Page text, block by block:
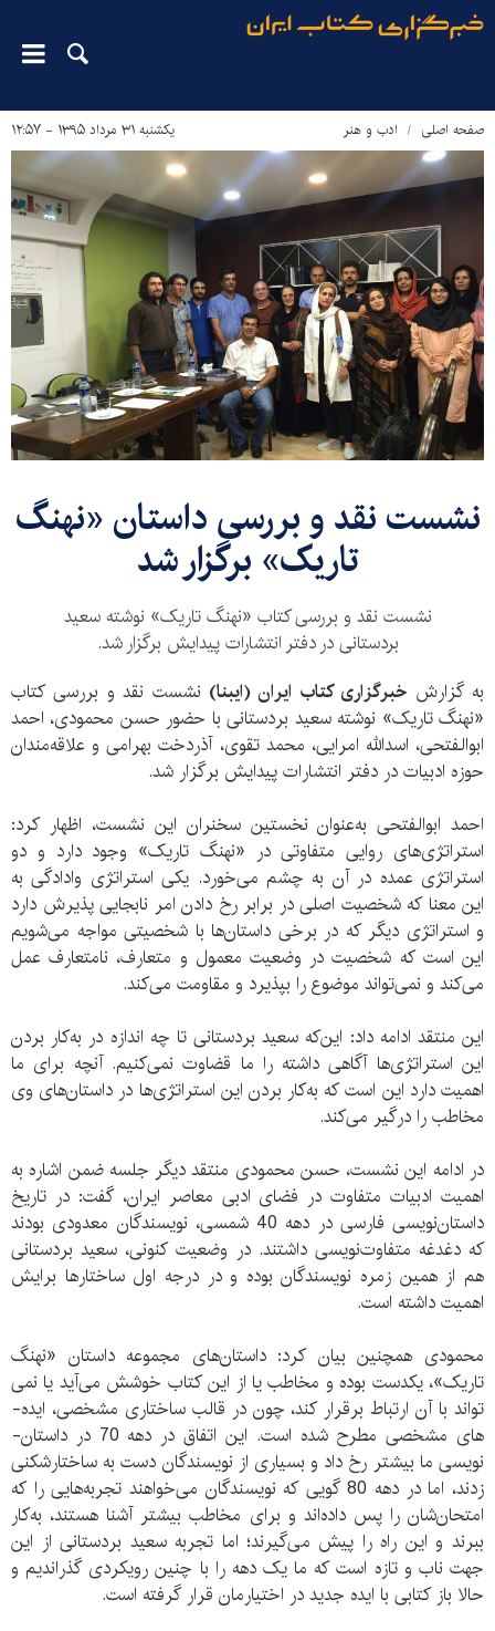
صفحه اصلی ادب و هنر یکشنبه ۳۱ مرداد ۱۳۹۵ - ۱۲:۵۷
​نشست نقد و بررسی داستان «نهنگ
تاریک» برگزار شد
نشست نقد و بررسی کتاب «نهنگ تاریک» نوشته سعید
بردستانی در دفتر انتشارات پیدایش برگزار شد.
به گزارش خبرگزاری کتاب ایران (ایبنا) نشست نقد و بررسی کتاب
«نهنگ تاریک» نوشته سعید بردستانی با حضور حسن محمودی، احمد
ابوالفتحی، اسدالله امرایی، محمد تقوی، آذردخت بهرامی و علاقه‌مندان
حوزه ادبیات در دفتر انتشارات پیدایش برگزار شد.
احمد ابوالفتحی به‌عنوان نخستین سخنران این نشست، اظهار کرد:
استراتژی‌­های روایی متفاوتی در «نهنگ تاریک» وجود دارد و دو
استراتژی عمده در آن به چشم می‌خورد. یکی استراتژی وادادگی به
این معنا که شخصیت اصلی در برابر رخ دادن امر نابجایی پذیرش دارد
و استراتژی دیگر که در برخی داستان‌ها با شخصیتی مواجه می‌شویم
این است که شخصیت در وضعیت معمول و متعارف، نامتعارف عمل
می‌­کند و نمی­‌تواند موضوع را بپذیرد و مقاومت می­‌کند.
این منتقد ادامه داد: این‌که سعید بردستانی تا چه اندازه در به‌کار بردن
این استراتژی‌­ها آگاهی داشته را ما قضاوت نمی­‌کنیم. آنچه برای ما
اهمیت دارد این است که به‌کار بردن این استراتژی‌ها در داستان‌­های وی
مخاطب را درگیر می‌­کند.
در ادامه این نشست، حسن محمودی منتقد دیگر جلسه ضمن اشاره به
اهمیت ادبیات متفاوت در فضای ادبی معاصر ایران، گفت: در تاریخ
داستان­‌نویسی فارسی در دهه 40 شمسی، نویسندگان معدودی بودند
که دغدغه متفاوت‌نویسی داشتند. در وضعیت کنونی، سعید بردستانی
هم از همین زمره نویسندگان بوده و در درجه اول ساختارها برایش
اهمیت داشته است.
محمودی همچنین بیان کرد: داستان­‌های مجموعه داستان «نهنگ
تاریک»، یکدست بوده و مخاطب یا از این کتاب خوشش می‌­آید یا نمی­‌
تواند با آن ارتباط برقرار کند، چون در قالب ساختاری مشخصی، ایده‌­
های مشخصی مطرح شده است. این اتفاق در دهه 70 در داستان‌­
نویسی ما بیشتر رخ داد و بسیاری از نویسندگان دست به ساختارشکنی
زدند، اما در دهه 80 گویی که نویسندگان می‌­خواهند تجربه‌­هایی را که
امتحان‌شان را پس داده‌­اند و برای مخاطب بیشتر آشنا هستند، به‌کار
ببرند و این راه را پیش می­‌گیرند؛ اما تجربه سعید بردستانی از این
جهت ناب و تازه است که ما یک دهه را با چنین رویکردی گذراندیم و
حالا باز کتابی با ایده جدید در اختیارمان قرار گرفته است.